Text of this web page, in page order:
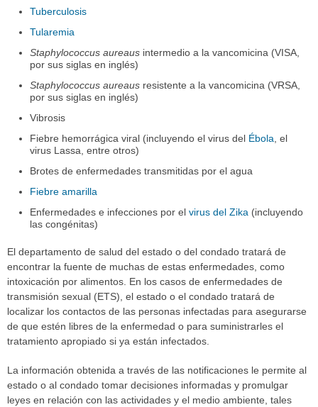
Tuberculosis
Tularemia
Staphylococcus aureaus intermedio a la vancomicina (VISA,
por sus siglas en inglés)
Staphylococcus aureaus resistente a la vancomicina (VRSA,
por sus siglas en inglés)
Vibrosis
Fiebre hemorrágica viral (incluyendo el virus del Ébola, el
virus Lassa, entre otros)
Brotes de enfermedades transmitidas por el agua
Fiebre amarilla
Enfermedades e infecciones por elvirus del Zika (incluyendo
las congénitas)
El departamento de salud del estado o del condado tratará de
encontrar la fuente de muchas de estas enfermedades, como
intoxicación por alimentos. En los casos de enfermedades de
transmisión sexual (ETS), el estado o el condado tratará de
localizar los contactos de las personas infectadas para asegurarse
de que estén libres de la enfermedad o para suministrarles el
tratamiento apropiado si ya están infectados.
La información obtenida a través de las notificaciones le permite al
estado o al condado tomar decisiones informadas y promulgar
leyes en relación con las actividades y el medio ambiente, tales